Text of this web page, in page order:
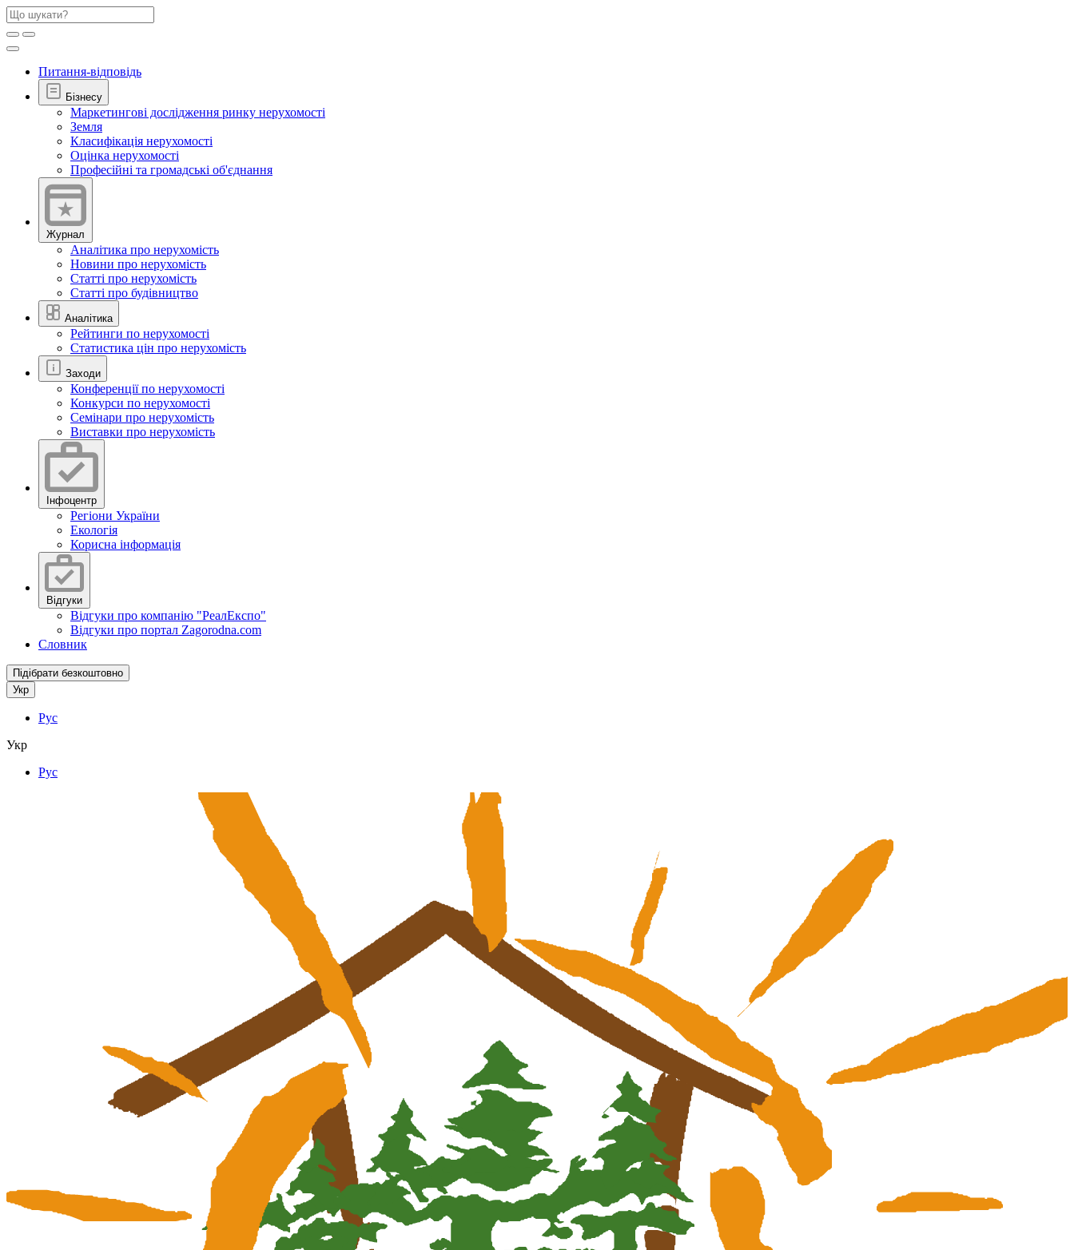
Питання-відповідь
Бізнесу
Маркетингові дослідження ринку нерухомості
Земля
Класифікація нерухомості
Оцінка нерухомості
Професійні та громадські об'єднання
Журнал
Аналітика про нерухомість
Новини про нерухомість
Статті про нерухомість
Статті про будівництво
Аналітика
Рейтинги по нерухомості
Статистика цін про нерухомість
Заходи
Конференції по нерухомості
Конкурси по нерухомості
Семінари про нерухомість
Виставки про нерухомість
Інфоцентр
Регіони України
Екологія
Корисна інформація
Відгуки
Відгуки про компанію "РеалЕкспо"
Відгуки про портал Zagorodna.com
Словник
Підібрати безкоштовно
Укр
Рус
Укр
Рус